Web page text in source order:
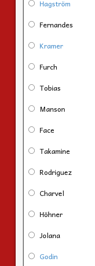
Hagström
Fernandes
Kramer
Furch
Tobias
Manson
Face
Takamine
Rodriguez
Charvel
Höhner
Jolana
Godin